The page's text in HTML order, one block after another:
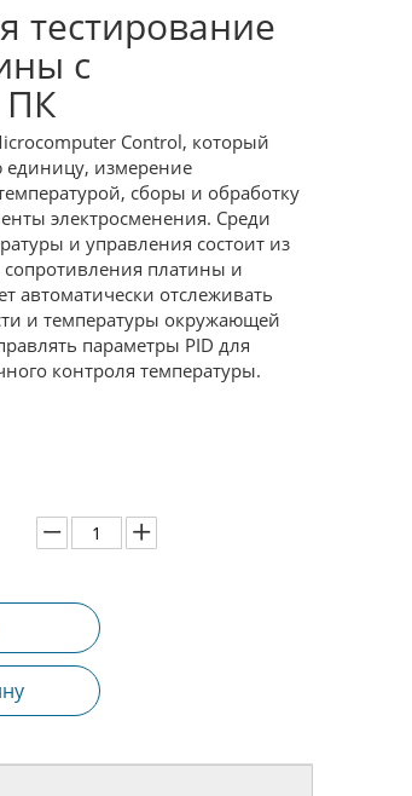
тестирование
с
ПК
Control, который
единицу, измерение
сборы и обработку
электросменения. Среди
и управления состоит из
платины и
автоматически отслеживать
и температуры окружающей
параметры PID для
контроля температуры.